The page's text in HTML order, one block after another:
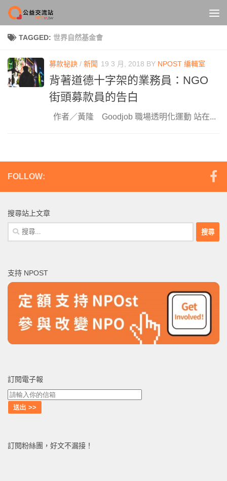
Skip to content
TAGGED: 世界自然基金會
募款祕訣 / 新聞 19 3 月, 2018 BY NPOST 編輯室
背著道德十字架的業務員：NGO
街頭募款員的告白
作者／黃隆 Goodjob 職場透明化運動 站在...
FOLLOW:
搜尋站上文章
搜
尋
字:
支持 NPOST
訂閱電子報
訂閱粉絲團，好文不漏接！